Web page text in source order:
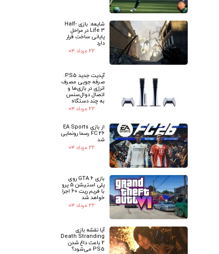
شایعه: بازی Half-
Life 3 در مراحل
پایانی ساخت قرار
دارد
۲۲ مرداد ۰۴
آپدیت جدید PS5:
صرفه جویی مصرف
انرژی در بازی‌ها و
اتصال دوال‌سنس
به چند دستگاه
۲۲ مرداد ۰۴
از بازی EA Sports
FC 26 رسما رونمایی
شد
۲۲ مرداد ۰۴
بازی GTA 6 روی
پلی استیشن 5 پرو
با فریم ریت 60 اجرا
خواهد شد
۲۲ مرداد ۰۴
آیا نقشه بازی
Death Stranding
2 باعث داغ شدن
PS5 می‌شود؟